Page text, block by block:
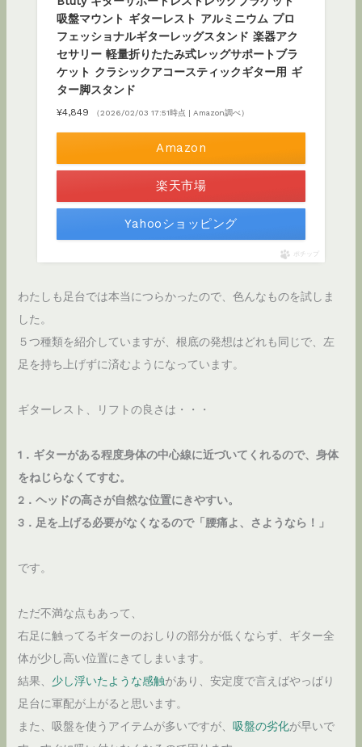
吸盤マウント ギターレスト アルミニウム プロ
フェッショナルギターレッグスタンド 楽器アク
セサリー 軽量折りたたみ式レッグサポートブラ
ケット クラシックアコースティックギター用 ギ
ター脚スタンド
¥4,849 （2026/02/03 17:51時点 | Amazon調べ）
Amazon
楽天市場
Yahooショッピング
ポチップ
わたしも足台では本当につらかったので、色んなものを試しま
した。
５つ種類を紹介していますが、根底の発想はどれも同じで、左
足を持ち上げずに済むようになっています。
ギターレスト、リフトの良さは・・・
1．ギターがある程度身体の中心線に近づいてくれるので、身体
をねじらなくてすむ。
2．ヘッドの高さが自然な位置にきやすい。
3．足を上げる必要がなくなるので「腰痛よ、さようなら！」
です。
ただ不満な点もあって、
右足に触ってるギターのおしりの部分が低くならず、ギター全
体が少し高い位置にきてしまいます。
結果、 少し浮いたような感触があり、安定度で言えばやっぱり
足台に軍配が上がると思います。
また、吸盤を使うアイテムが多いですが、 吸盤の劣化が早いで